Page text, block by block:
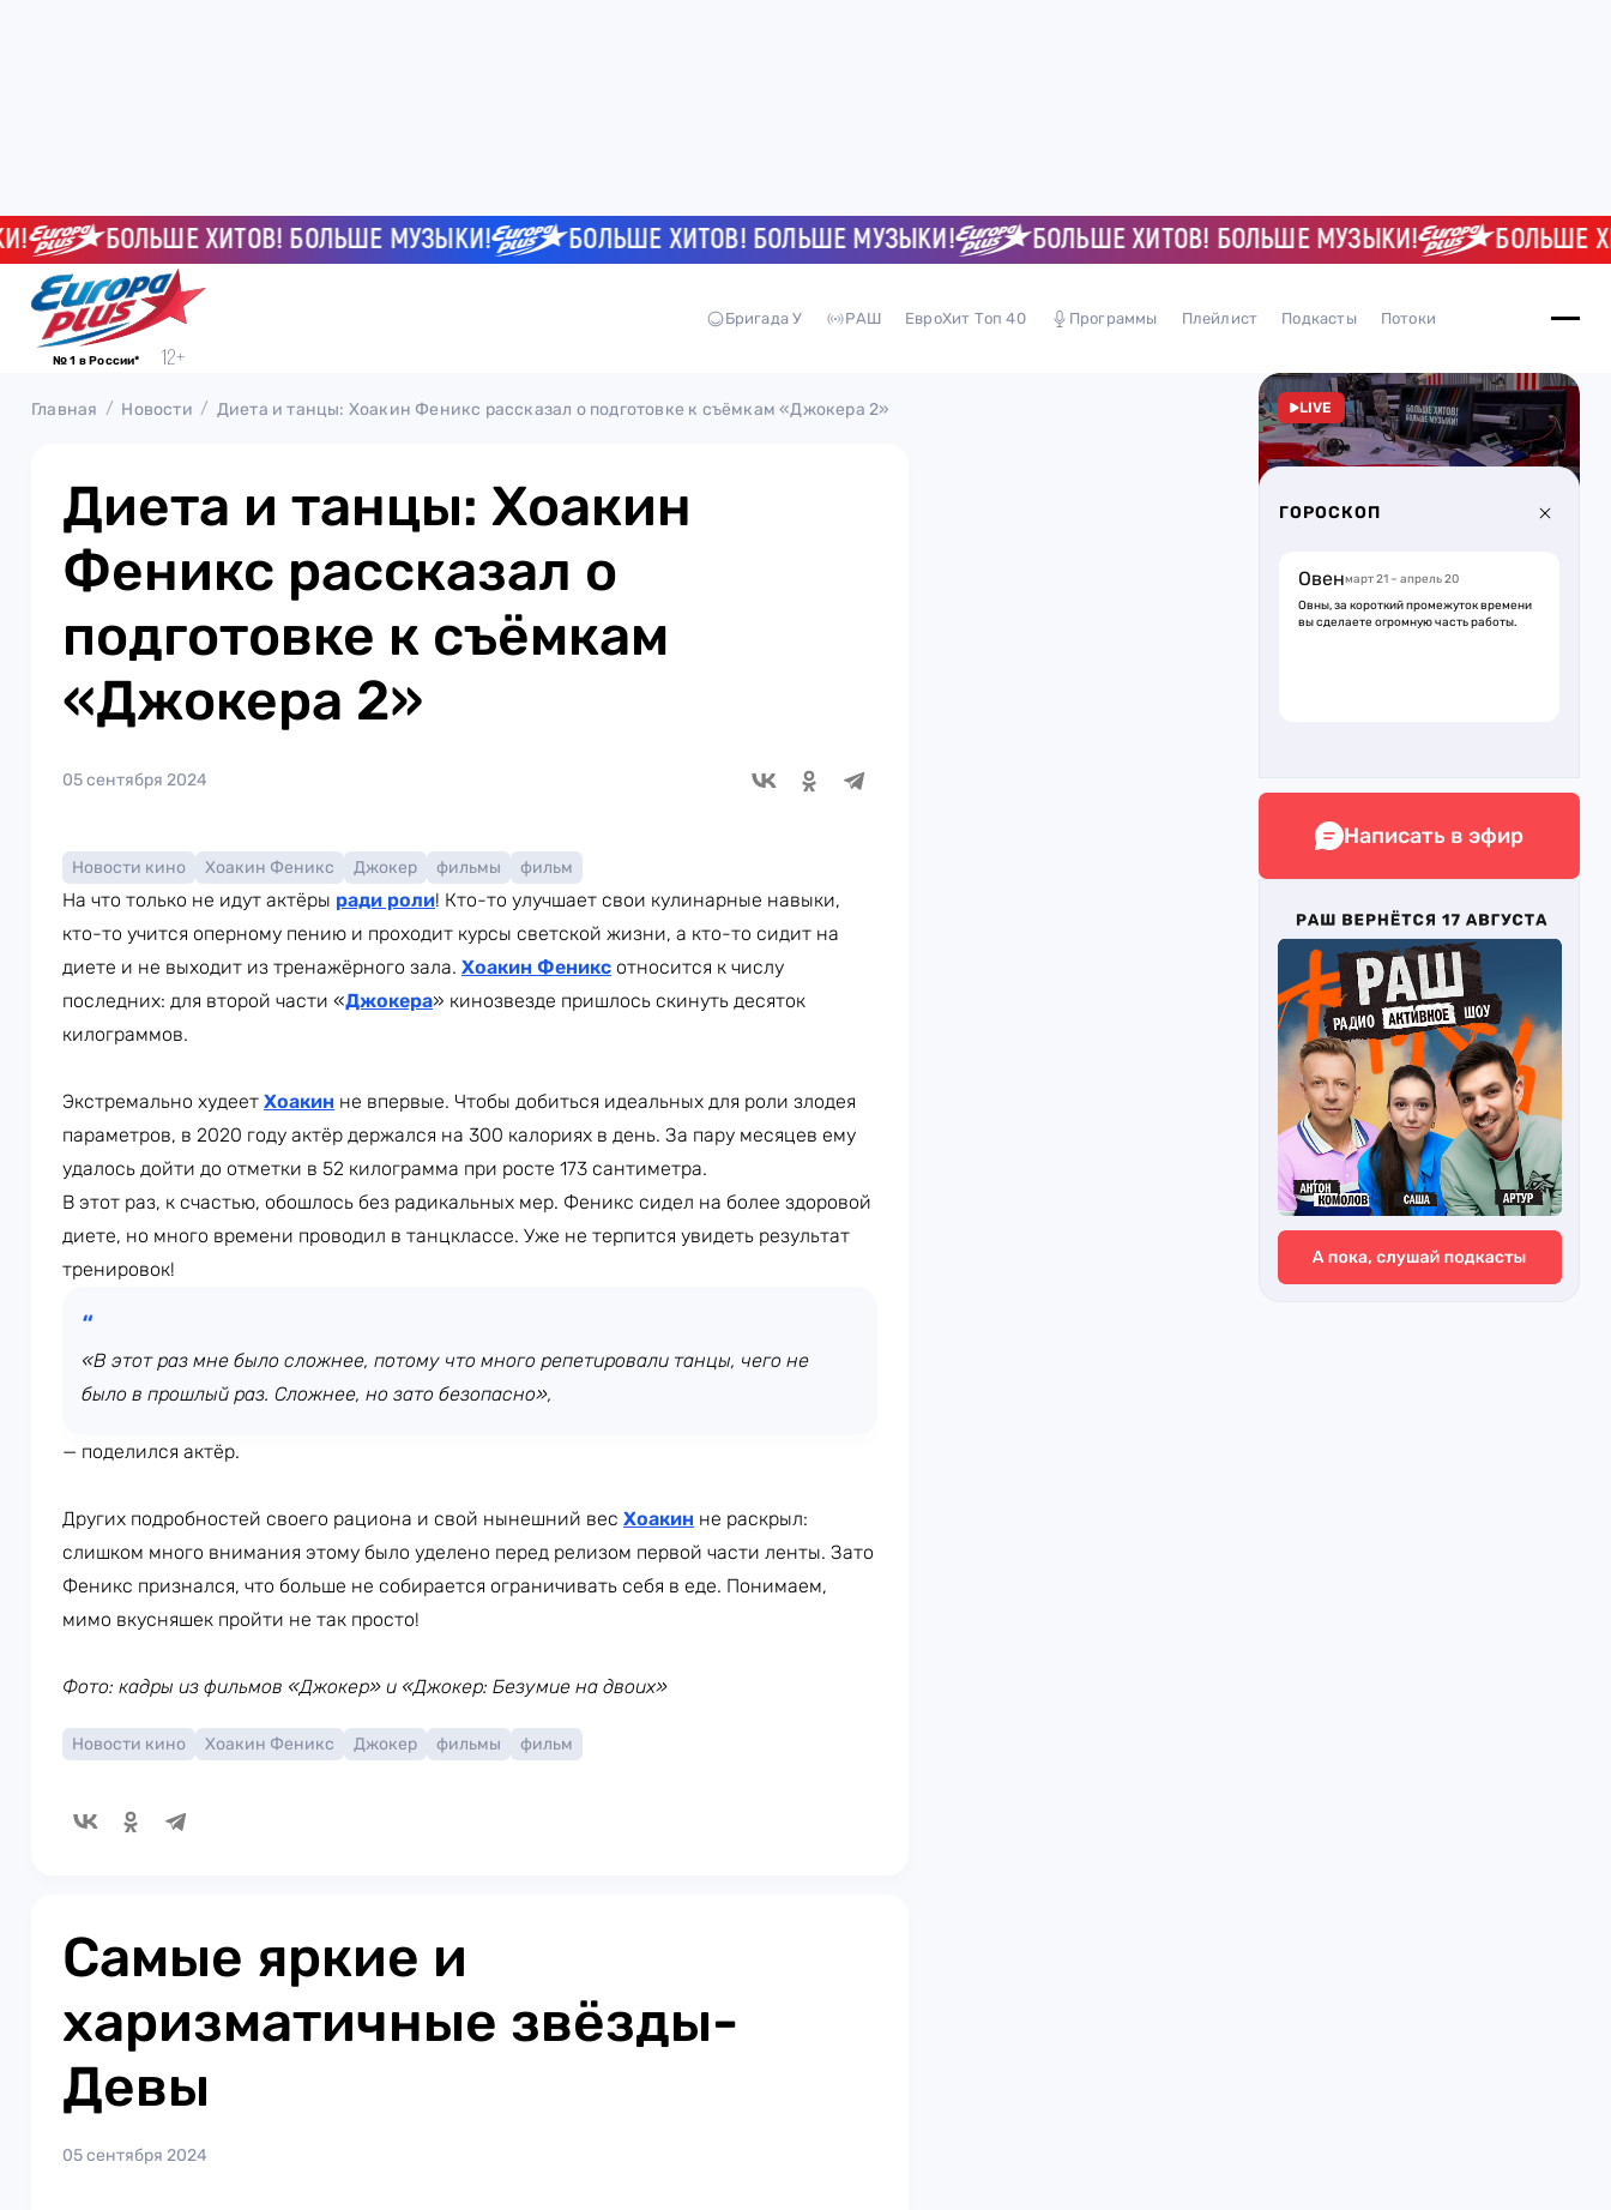
БОЛЬШЕ ХИТОВ! БОЛЬШЕ МУЗЫКИ! БОЛЬШЕ ХИТОВ! БОЛЬШЕ МУЗЫКИ! БОЛЬШЕ ХИТОВ! БОЛЬШЕ МУЗЫКИ! БОЛЬШЕ
№ 1 в России*
Бригада У РАШ ЕвроХит Топ 40 Программы Плейлист Подкасты Потоки
Главная Новости Диета и танцы: Хоакин Феникс рассказал о подготовке к съёмкам «Джокера 2»
Диета и танцы: Хоакин
Феникс рассказал о
подготовке к съёмкам
«Джокера 2»
05 сентября 2024
Новости кино Хоакин Феникс Джокер фильмы фильм
На что только не идут актёры ради роли! Кто-то улучшает свои кулинарные навыки,
кто-то учится оперному пению и проходит курсы светской жизни, а кто-то сидит на
диете и не выходит из тренажёрного зала. Хоакин Феникс относится к числу
последних: для второй части «Джокера» кинозвезде пришлось скинуть десяток
килограммов.
Экстремально худеет Хоакин не впервые. Чтобы добиться идеальных для роли злодея
параметров, в 2020 году актёр держался на 300 калориях в день. За пару месяцев ему
удалось дойти до отметки в 52 килограмма при росте 173 сантиметра.
В этот раз, к счастью, обошлось без радикальных мер. Феникс сидел на более здоровой
диете, но много времени проводил в танцклассе. Уже не терпится увидеть результат
тренировок!
«В этот раз мне было сложнее, потому что много репетировали танцы, чего не
было в прошлый раз. Сложнее, но зато безопасно»,
— поделился актёр.
Других подробностей своего рациона и свой нынешний вес Хоакин не раскрыл:
слишком много внимания этому было уделено перед релизом первой части ленты. Зато
Феникс признался, что больше не собирается ограничивать себя в еде. Понимаем,
мимо вкусняшек пройти не так просто!
Фото: кадры из фильмов «Джокер» и «Джокер: Безумие на двоих»
Новости кино Хоакин Феникс Джокер фильмы фильм
Самые яркие и
харизматичные звёзды-
Девы
05 сентября 2024
LIVE
ГОРОСКОП
Овенмарт 21 – апрель 20
Овны, за короткий промежуток времени
вы сделаете огромную часть работы.
Написать в эфир